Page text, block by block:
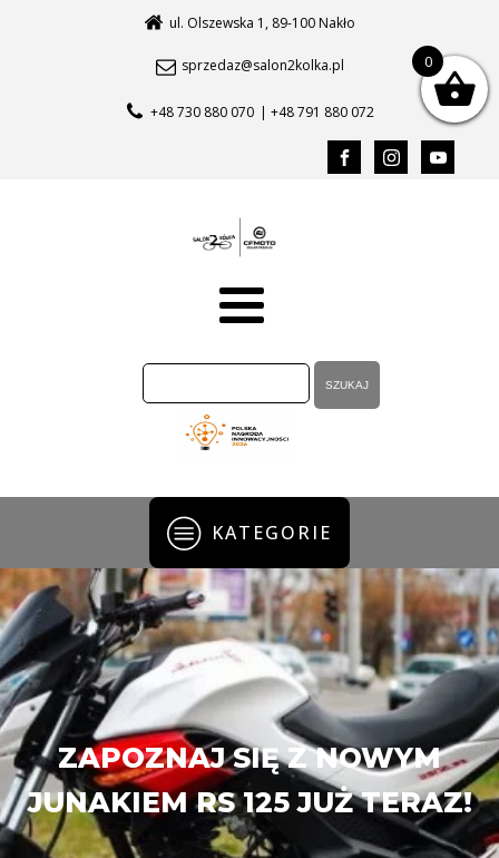
ul. Olszewska 1, 89-100 Nakło
sprzedaz@salon2kolka.pl
+48 730 880 070 | +48 791 880 072
KATEGORIE
ZAPOZNAJ SIĘ Z NOWYM
JUNAKIEM RS 125 JUŻ TERAZ!
0